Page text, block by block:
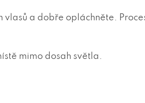
a dobře opláchněte.
mimo dosah světla.